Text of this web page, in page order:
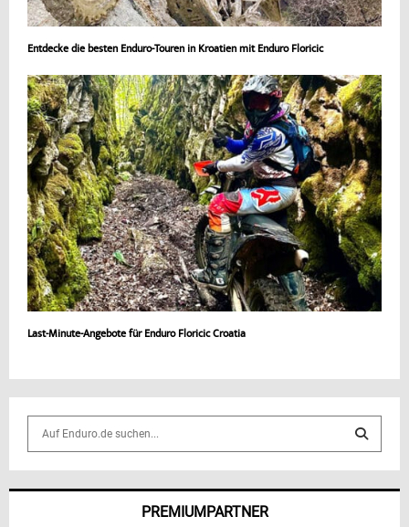
Entdecke die besten Enduro-Touren in Kroatien mit Enduro Floricic
Last-Minute-Angebote für Enduro Floricic Croatia
S
PREMIUMPARTNER